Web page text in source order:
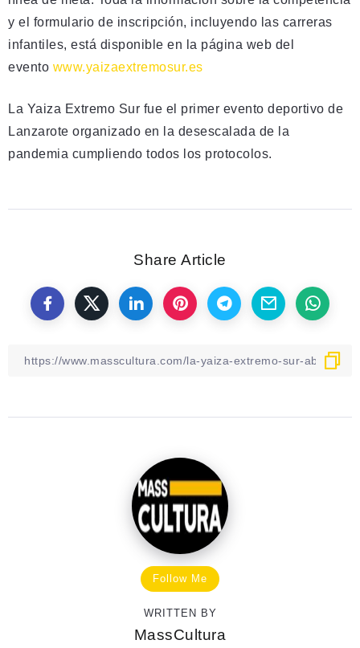
y el formulario de inscripción, incluyendo las carreras
infantiles, está disponible en la página web del
evento www.yaizaextremosur.es
La Yaiza Extremo Sur fue el primer evento deportivo de
Lanzarote organizado en la desescalada de la
pandemia cumpliendo todos los protocolos.
Share Article
Follow Me
WRITTEN BY
MassCultura